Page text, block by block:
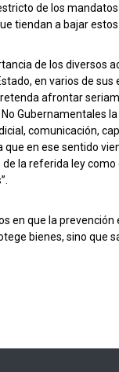
de los
tiendan a bajar estos
de los diversos
en varios de
afrontar
Gubernamentales
comunicación,
en ese sentido
la referida ley
en que la
bienes, sino que